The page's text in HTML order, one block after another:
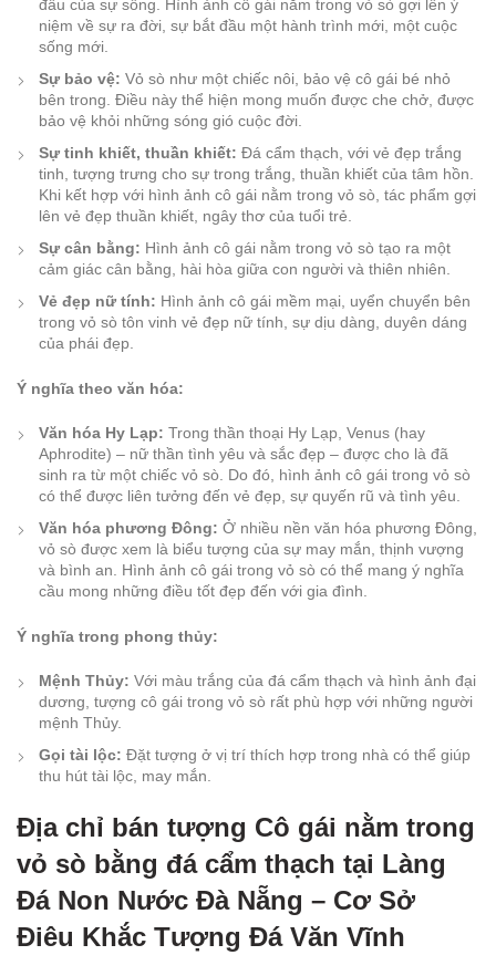
đầu của sự sống. Hình ảnh cô gái nằm trong vỏ sò gợi lên ý
niệm về sự ra đời, sự bắt đầu một hành trình mới, một cuộc
sống mới.
Sự bảo vệ: Vỏ sò như một chiếc nôi, bảo vệ cô gái bé nhỏ
bên trong. Điều này thể hiện mong muốn được che chở, được
bảo vệ khỏi những sóng gió cuộc đời.
Sự tinh khiết, thuần khiết: Đá cẩm thạch, với vẻ đẹp trắng
tinh, tượng trưng cho sự trong trắng, thuần khiết của tâm hồn.
Khi kết hợp với hình ảnh cô gái nằm trong vỏ sò, tác phẩm gợi
lên vẻ đẹp thuần khiết, ngây thơ của tuổi trẻ.
Sự cân bằng: Hình ảnh cô gái nằm trong vỏ sò tạo ra một
cảm giác cân bằng, hài hòa giữa con người và thiên nhiên.
Vẻ đẹp nữ tính: Hình ảnh cô gái mềm mại, uyển chuyển bên
trong vỏ sò tôn vinh vẻ đẹp nữ tính, sự dịu dàng, duyên dáng
của phái đẹp.
Ý nghĩa theo văn hóa:
Văn hóa Hy Lạp: Trong thần thoại Hy Lạp, Venus (hay
Aphrodite) – nữ thần tình yêu và sắc đẹp – được cho là đã
sinh ra từ một chiếc vỏ sò. Do đó, hình ảnh cô gái trong vỏ sò
có thể được liên tưởng đến vẻ đẹp, sự quyến rũ và tình yêu.
Văn hóa phương Đông: Ở nhiều nền văn hóa phương Đông,
vỏ sò được xem là biểu tượng của sự may mắn, thịnh vượng
và bình an. Hình ảnh cô gái trong vỏ sò có thể mang ý nghĩa
cầu mong những điều tốt đẹp đến với gia đình.
Ý nghĩa trong phong thủy:
Mệnh Thủy: Với màu trắng của đá cẩm thạch và hình ảnh đại
dương, tượng cô gái trong vỏ sò rất phù hợp với những người
mệnh Thủy.
Gọi tài lộc: Đặt tượng ở vị trí thích hợp trong nhà có thể giúp
thu hút tài lộc, may mắn.
Địa chỉ bán tượng Cô gái nằm trong
vỏ sò bằng đá cẩm thạch tại Làng
Đá Non Nước Đà Nẵng – Cơ Sở
Điêu Khắc Tượng Đá Văn Vĩnh